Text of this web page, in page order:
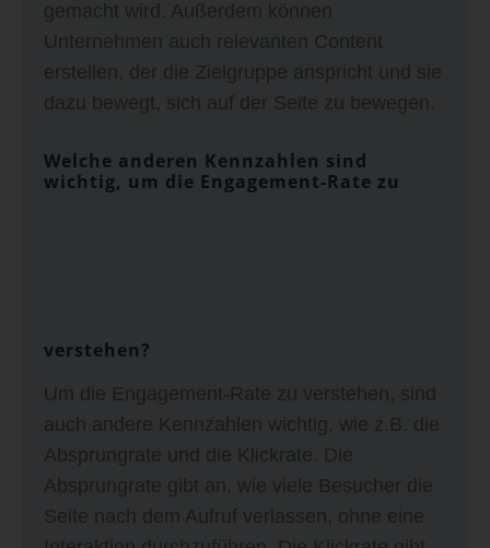
gemacht wird. Außerdem können
Unternehmen auch relevanten Content
erstellen, der die Zielgruppe anspricht und sie
dazu bewegt, sich auf der Seite zu bewegen.
Welche anderen Kennzahlen sind
wichtig, um die Engagement-Rate zu
verstehen?
Um die Engagement-Rate zu verstehen, sind
auch andere Kennzahlen wichtig, wie z.B. die
Absprungrate und die Klickrate. Die
Absprungrate gibt an, wie viele Besucher die
Seite nach dem Aufruf verlassen, ohne eine